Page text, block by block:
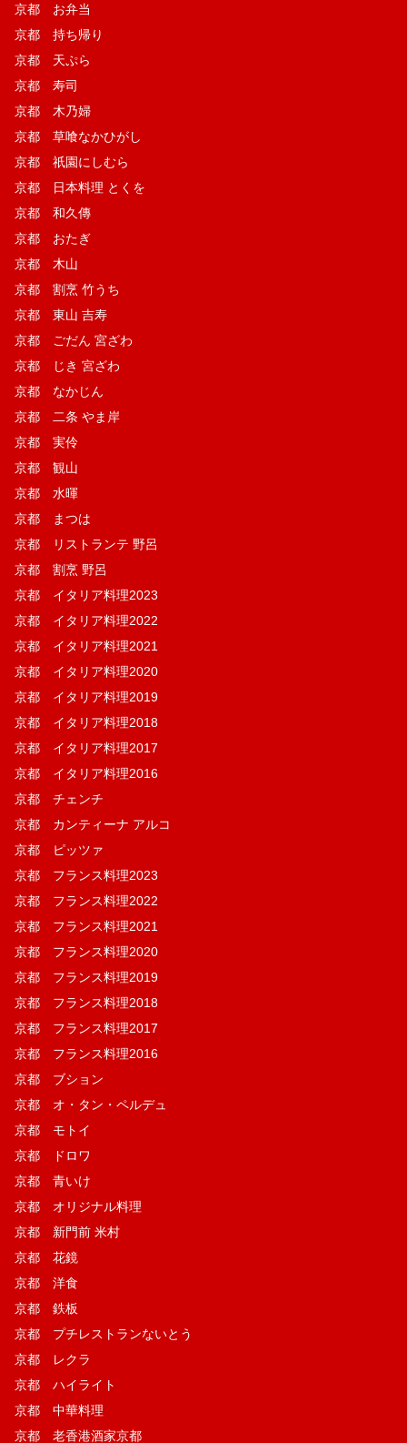
京都 お弁当
京都 持ち帰り
京都 天ぷら
京都 寿司
京都 木乃婦
京都 草喰なかひがし
京都 祇園にしむら
京都 日本料理 とくを
京都 和久傳
京都 おたぎ
京都 木山
京都 割烹 竹うち
京都 東山 吉寿
京都 ごだん 宮ざわ
京都 じき 宮ざわ
京都 なかじん
京都 二条 やま岸
京都 実伶
京都 観山
京都 水暉
京都 まつは
京都 リストランテ 野呂
京都 割烹 野呂
京都 イタリア料理2023
京都 イタリア料理2022
京都 イタリア料理2021
京都 イタリア料理2020
京都 イタリア料理2019
京都 イタリア料理2018
京都 イタリア料理2017
京都 イタリア料理2016
京都 チェンチ
京都 カンティーナ アルコ
京都 ピッツァ
京都 フランス料理2023
京都 フランス料理2022
京都 フランス料理2021
京都 フランス料理2020
京都 フランス料理2019
京都 フランス料理2018
京都 フランス料理2017
京都 フランス料理2016
京都 ブション
京都 オ・タン・ペルデュ
京都 モトイ
京都 ドロワ
京都 青いけ
京都 オリジナル料理
京都 新門前 米村
京都 花鏡
京都 洋食
京都 鉄板
京都 プチレストランないとう
京都 レクラ
京都 ハイライト
京都 中華料理
京都 老香港酒家京都